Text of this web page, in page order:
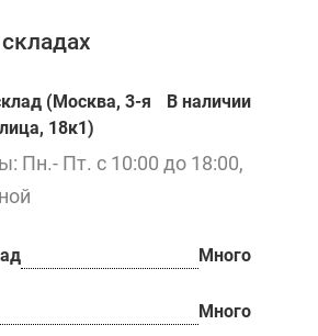
(Москва, 3-я
18к1)
В наличии
Пн.- Пт. с 10:00 до 18:00,
Много
Много